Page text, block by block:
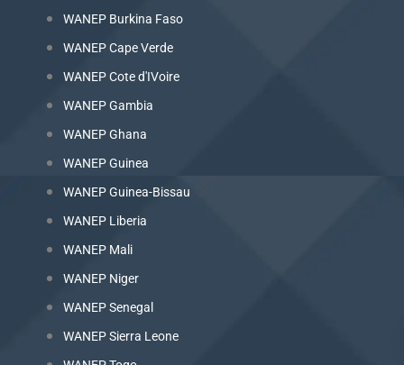
WANEP Burkina Faso
WANEP Cape Verde
WANEP Cote d'IVoire
WANEP Gambia
WANEP Ghana
WANEP Guinea
WANEP Guinea-Bissau
WANEP Liberia
WANEP Mali
WANEP Niger
WANEP Senegal
WANEP Sierra Leone